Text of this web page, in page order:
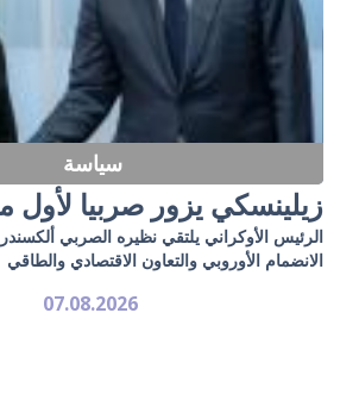
سياسة
زيلينسكي يزور صربيا لأول
الرئيس الأوكراني يلتقي نظيره الصربي
الانضمام الأوروبي والتعاون الاقتصادي والطاقي
07.08.2026